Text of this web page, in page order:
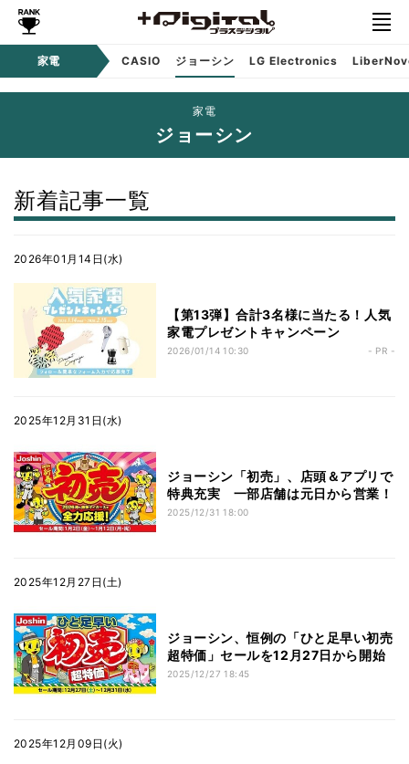
家電Sponsored CASIO ジョーシン LG Electronics
家電
ジョーシン
新着記事一覧
2026年01月14日(水)
【第13弾】合計3名様に当たる！人気
家電プレゼントキャンペーン
2026/01/14 10:30 - PR -
2025年12月31日(水)
ジョーシン「初売」、店頭＆アプリで
特典充実 一部店舗は元日から営業！
2025/12/31 18:00
2025年12月27日(土)
ジョーシン、恒例の「ひと足早い初売
超特価」セールを12月27日から開始
2025/12/27 18:45
2025年12月09日(火)